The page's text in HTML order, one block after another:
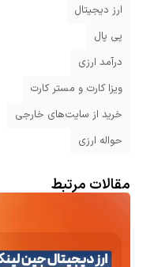
ارز دیجیتال
پی پال
درآمد ارزی
ویزا کارت و مستر کارت
خرید از سایت‌های خارجی
حواله ارزی
مقالات مرتبط